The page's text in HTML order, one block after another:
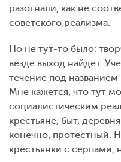
разогнали, как не
советского реализма.
Но не тут-то было:
везде выход найдет.
течение под
Мне кажется, что тут
социалистическим
крестьяне, быт,
конечно, протестный.
крестьянки с серпами,